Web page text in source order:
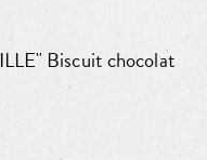
Biscuit chocolat